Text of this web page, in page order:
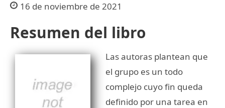
16 de noviembre de 2021
Resumen del libro
Las autoras plantean que
el grupo es un todo
complejo cuyo fin queda
definido por una tarea en